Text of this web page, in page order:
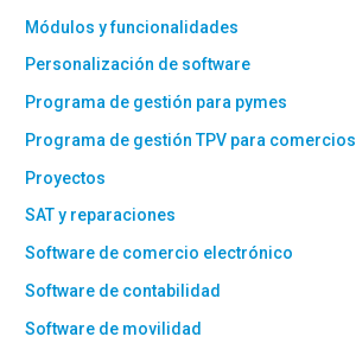
Módulos y funcionalidades
Personalización de software
Programa de gestión para pymes
Programa de gestión TPV para comercios
Proyectos
SAT y reparaciones
Software de comercio electrónico
Software de contabilidad
Software de movilidad